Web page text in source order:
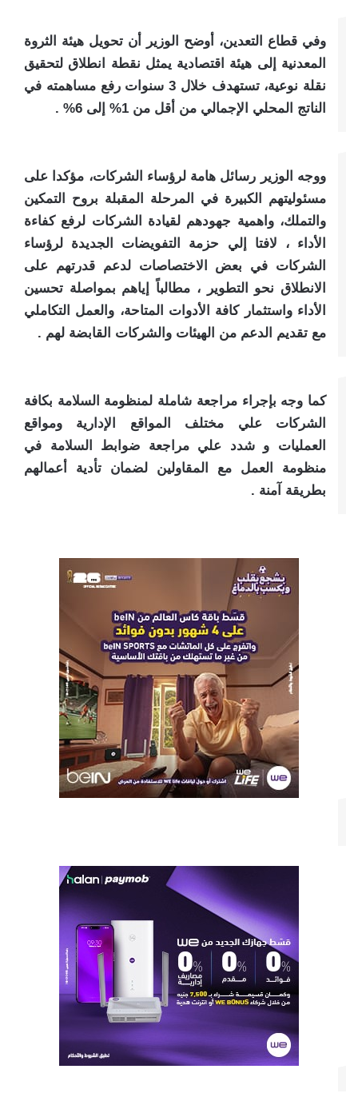
وفي قطاع التعدين، أوضح الوزير أن تحويل هيئة الثروة
المعدنية إلى هيئة اقتصادية يمثل نقطة انطلاق لتحقيق
نقلة نوعية، تستهدف خلال 3 سنوات رفع مساهمته في
الناتج المحلي الإجمالي من أقل من 1% إلى 6% .
ووجه الوزير رسائل هامة لرؤساء الشركات، مؤكدا على
مسئوليتهم الكبيرة في المرحلة المقبلة بروح التمكين
والتملك، واهمية جهودهم لقيادة الشركات لرفع كفاءة
الأداء ، لافتا إلي حزمة التفويضات الجديدة لرؤساء
الشركات في بعض الاختصاصات لدعم قدرتهم على
الانطلاق نحو التطوير ، مطالباً إياهم بمواصلة تحسين
الأداء واستثمار كافة الأدوات المتاحة، والعمل التكاملي
مع تقديم الدعم من الهيئات والشركات القابضة لهم .
كما وجه بإجراء مراجعة شاملة لمنظومة السلامة بكافة
الشركات علي مختلف المواقع الإدارية ومواقع
العمليات و شدد علي مراجعة ضوابط السلامة في
منظومة العمل مع المقاولين لضمان تأدية أعمالهم
بطريقة آمنة .